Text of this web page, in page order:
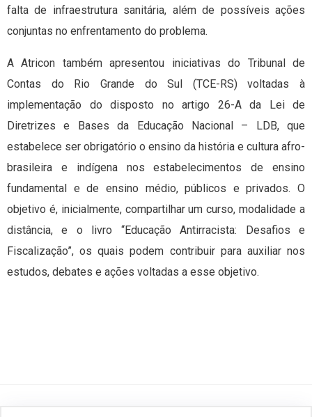
falta de infraestrutura sanitária, além de possíveis ações
conjuntas no enfrentamento do problema.
A Atricon também apresentou iniciativas do Tribunal de
Contas do Rio Grande do Sul (TCE-RS) voltadas à
implementação do disposto no artigo 26-A da Lei de
Diretrizes e Bases da Educação Nacional – LDB, que
estabelece ser obrigatório o ensino da história e cultura afro-
brasileira e indígena nos estabelecimentos de ensino
fundamental e de ensino médio, públicos e privados. O
objetivo é, inicialmente, compartilhar um curso, modalidade a
distância, e o livro “Educação Antirracista: Desafios e
Fiscalização”, os quais podem contribuir para auxiliar nos
estudos, debates e ações voltadas a esse objetivo.